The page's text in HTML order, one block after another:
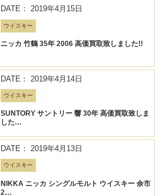
DATE： 2019年4月15日
ウイスキー
ニッカ 竹鶴 35年 2006 高価買取致しました!!
DATE： 2019年4月14日
ウイスキー
SUNTORY サントリー 響 30年 高価買取致しま
した…
DATE： 2019年4月13日
ウイスキー
NIKKA ニッカ シングルモルト ウイスキー 余市
2…